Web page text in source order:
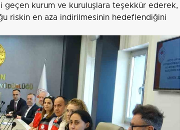
kurum ve kuruluşlara teşekkür ederek,
riskin en aza indirilmesinin hedeflendiğini